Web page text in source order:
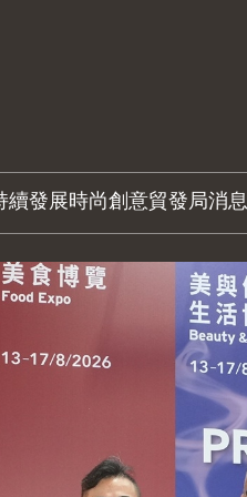
續發展時尚創意貿發局消息